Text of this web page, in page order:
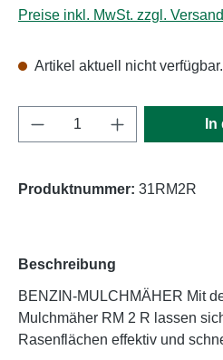
Preise inkl. MwSt. zzgl.
Artikel aktuell nicht
Produkt Anzahl: Gib
Produktnummer: 31RM2R
Beschreibung
BENZIN-MULCHMÄHER Mit
Mulchmäher RM 2 R lassen
Rasenflächen effektiv und